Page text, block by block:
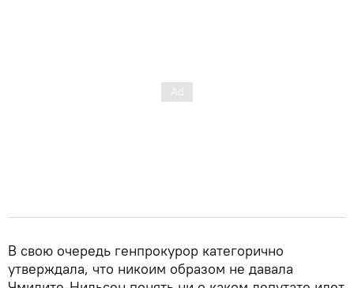
В свою очередь генпрокурор категорично
утверждала, что никоим образом не давала